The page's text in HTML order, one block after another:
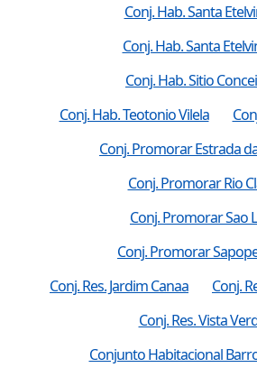
Conj. Hab. Santa
Conj. Hab. Santa
Conj. Hab. Sitio
Conj. Hab. Teotonio Vilela
Conj. Promorar Estrada
Conj. Promorar Rio
Conj. Promorar Sao
Conj. Promorar
Conj. Res. Jardim Canaa
Conj.
Conj. Res. Vista
Conjunto Habitacional